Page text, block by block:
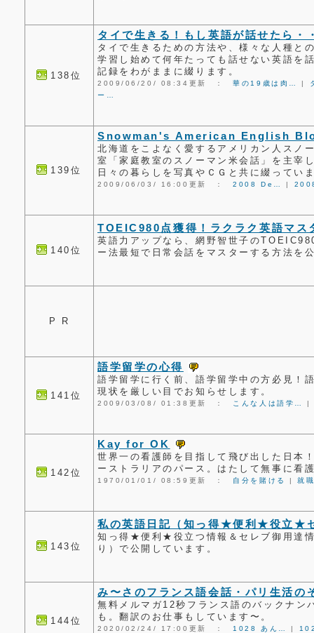
138位
タイで生きる！もし英語が話せたら・
タイで生きるための方法や、様々な人種と
学習し始めて何年たっても話せない英語を
記録をわがままに綴ります。
2009/06/20/ 08:34更新 ：華の19歳は肉… |
ー…
139位
Snowman's American English
北海道をこよなく愛するアメリカン人スノ
室「家庭教室のスノーマン米会話」を主宰
日々の暮らしを写真やＣＧと共に綴ってい
2009/06/03/ 16:00更新 ：2008 De… |
140位
TOEIC980点獲得！ラクラク英語マス
英語力アップなら、網野智世子の
ー法最短で日常会話をマスターする方法を
P R
141位
語学留学の心得
語学留学に行く前、語学留学中の方必見！
現状を厳しい目でお知らせします。
2009/03/08/ 01:38更新 ： こんな人は語学…
142位
Kay for OK
世界一の看護師を目指して飛び出した日本
ーストラリアのパース。はたして無事に看
1970/01/01/ 08:59更新 ： 自分を賭ける |就
143位
私の英語日記（知っ得★便利★役立★
知っ得★便利★役立つ情報＆セレブ御用達
り）で公開しています。
144位
み〜さのフランス語会話・パリ生活の
無料メルマガ12秒フランス語のバックナン
も。翻訳のお仕事もしています〜。
2020/02/24/ 17:00更新 ： 1028 あん… |